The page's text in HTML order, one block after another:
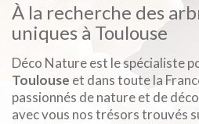
À la recherche des
uniques à Toulouse
Déco Nature est le spécialiste
Toulouse et dans toute la
passionnés de nature et de
avec vous nos trésors trouvés